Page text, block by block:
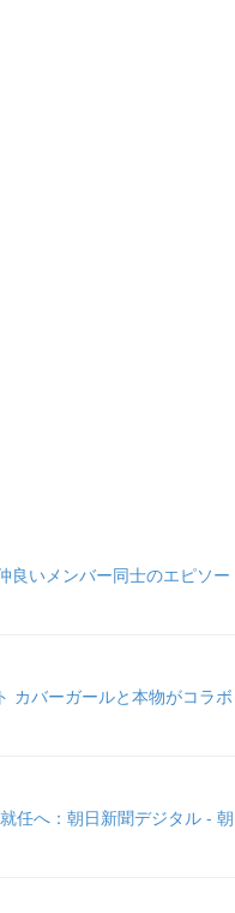
良いメンバー同士のエピソー
カバーガールと本物がコラボ
任へ：朝日新聞デジタル - 朝